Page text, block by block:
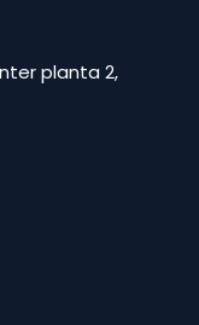
planta 2,